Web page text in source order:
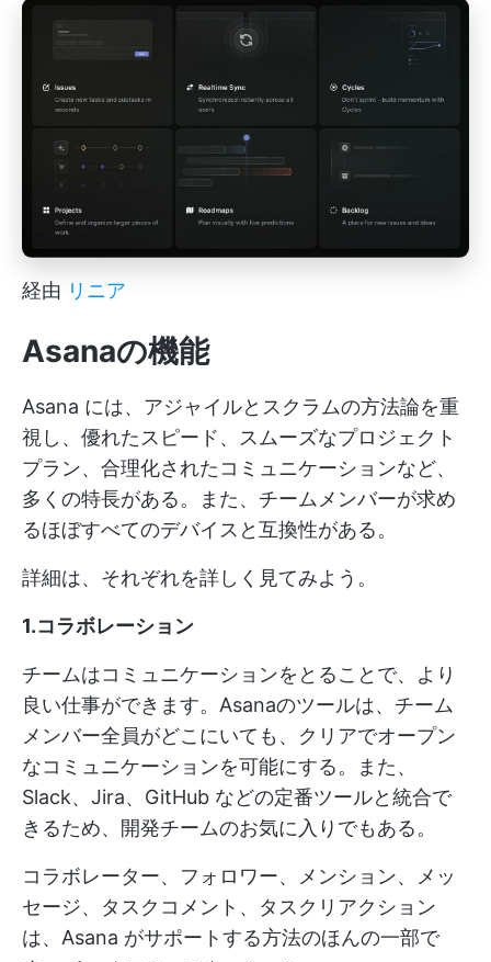
経由 リニア
Asanaの機能
Asana には、アジャイルとスクラムの方法論を重
視し、優れたスピード、スムーズなプロジェクト
プラン、合理化されたコミュニケーションなど、
多くの特長がある。また、チームメンバーが求め
るほぼすべてのデバイスと互換性がある。
詳細は、それぞれを詳しく見てみよう。
1.コラボレーション
チームはコミュニケーションをとることで、より
良い仕事ができます。Asanaのツールは、チーム
メンバー全員がどこにいても、クリアでオープン
なコミュニケーションを可能にする。また、
Slack、Jira、GitHub などの定番ツールと統合で
きるため、開発チームのお気に入りでもある。
コラボレーター、フォロワー、メンション、メッ
セージ、タスクコメント、タスクリアクション
は、Asana がサポートする方法のほんの一部で